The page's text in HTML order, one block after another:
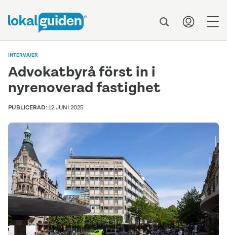
INTERVJUER
Advokatbyrå först in i
nyrenoverad fastighet
PUBLICERAD:12 JUNI 2025